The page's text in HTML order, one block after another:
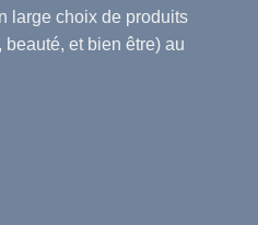
large choix de produits
et bien être) au